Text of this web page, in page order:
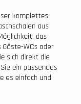
komplettes
aus
das
WCs oder
sich direkt die
ein passendes
es einfach und